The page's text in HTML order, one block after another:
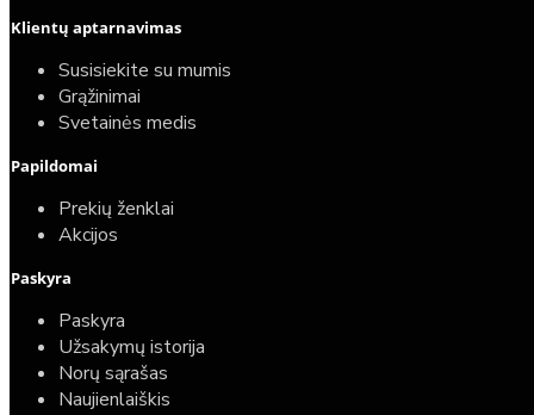
Klientų aptarnavimas
Susisiekite su mumis
Grąžinimai
Svetainės medis
Papildomai
Prekių ženklai
Akcijos
Paskyra
Paskyra
Užsakymų istorija
Norų sąrašas
Naujienlaiškis